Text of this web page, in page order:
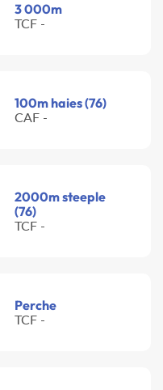
3 000m
TCF -
100m haies (76)
CAF -
2000m steeple
(76)
TCF -
Perche
TCF -